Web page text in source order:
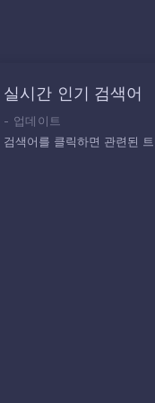
실시간 인기 검색어
- 업데이트
검색어를 클릭하면 관련된